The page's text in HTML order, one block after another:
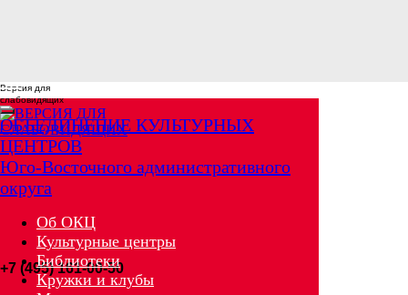
Версия для
слабовидящих
+7 (495) 161-00-50
ОБЪЕДИНЕНИЕ КУЛЬТУРНЫХ
ЦЕНТРОВ
Юго-Восточного административного
округа
Об ОКЦ
Культурные центры
Библиотеки
Кружки и клубы